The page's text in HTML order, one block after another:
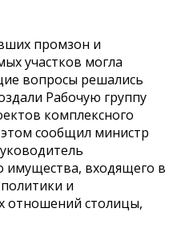
промзон и
участков могла
вопросы решались
Рабочую группу
комплексного
сообщил министр
имущества, входящего в
и
отношений столицы,